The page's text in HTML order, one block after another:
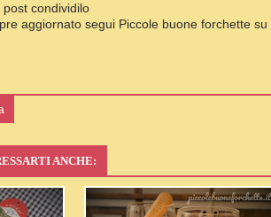
condividilo
aggiornato segui Piccole buone forchette su
ANCHE: